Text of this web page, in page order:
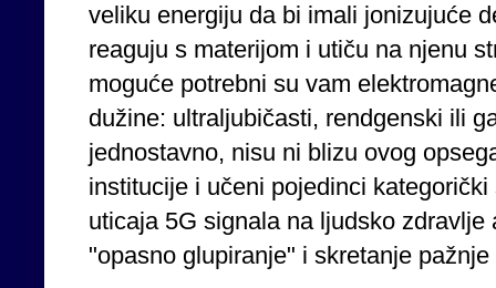
veliku energiju da bi imali jonizujuće
reaguju s materijom i utiču na njenu
moguće potrebni su vam
dužine: ultraljubičasti, rendgenski ili
jednostavno, nisu ni blizu ovog
institucije i učeni pojedinci
uticaja 5G signala na ljudsko
"opasno glupiranje" i skretanje